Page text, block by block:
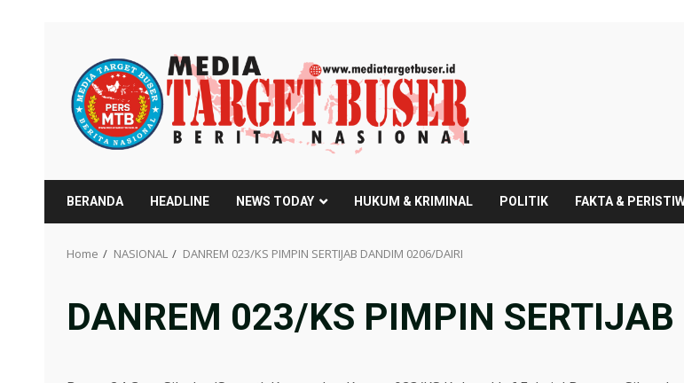
content
BERANDA HEADLINE NEWS TODAY HUKUM & KRIMINAL POLITIK FAKTA &
Home NASIONAL DANREM 023/KS PIMPIN SERTIJAB DANDIM 0206/DAIRI
DANREM 023/KS PIMPIN